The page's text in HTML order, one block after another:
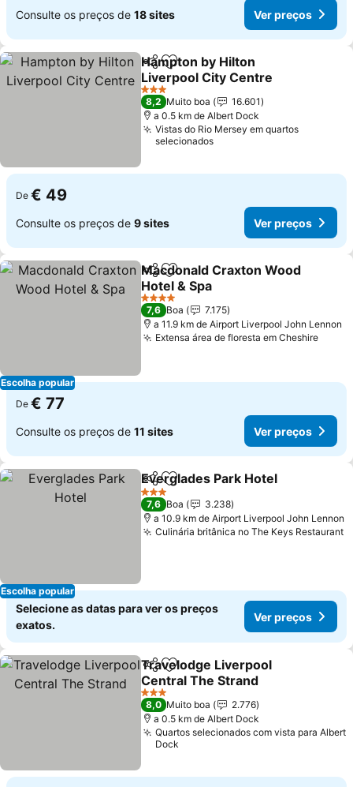
Consulte os preços de 18 sites Ver preços
PartilharAdicionar aos favoritos
Hampton by Hilton
Liverpool City Centre
3 Estrelas
8,2 Muito boa
16.601
a 0.5 km de Albert Dock
Vistas do Rio Mersey em quartos
selecionados
De € 49
Consulte os preços de 9 sites Ver preços
Escolha popular
PartilharAdicionar aos favoritos
Macdonald Craxton Wood
Hotel & Spa
4 Estrelas
7,6 Boa
7.175
a 11.9 km de Airport Liverpool John Lennon
Extensa área de floresta em Cheshire
De € 77
Consulte os preços de 11 sites Ver preços
Escolha popular
PartilharAdicionar aos favoritos
Everglades Park Hotel
3 Estrelas
7,6 Boa
3.238
a 10.9 km de Airport Liverpool John Lennon
Culinária britânica no The Keys Restaurant
Selecione as datas para ver os preços
exatos.
Ver preços
PartilharAdicionar aos favoritos
Travelodge Liverpool
Central The Strand
3 Estrelas
8,0 Muito boa
2.776
a 0.5 km de Albert Dock
Quartos selecionados com vista para Albert
Dock